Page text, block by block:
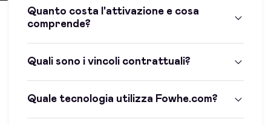
Quanto costa l'attivazione e cosa
comprende?
Quali sono i vincoli contrattuali?
Quale tecnologia utilizza Fowhe.com?